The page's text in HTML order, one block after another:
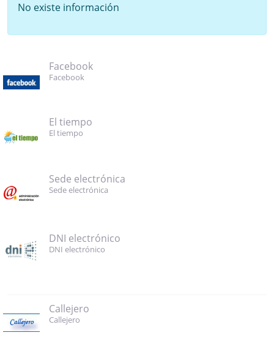
No existe información
Facebook
Facebook
El tiempo
El tiempo
Sede electrónica
Sede electrónica
DNI electrónico
DNI electrónico
Callejero
Callejero